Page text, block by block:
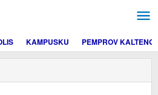
KAMPUSKU PEMPROV KALTENG